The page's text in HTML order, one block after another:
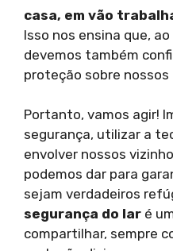
casa, em vão
Isso nos ensina que,
devemos também
proteção sobre nossos
Portanto, vamos agir!
segurança, utilizar a
envolver nossos
podemos dar para
sejam verdadeiros
segurança do lar é
compartilhar, sempre